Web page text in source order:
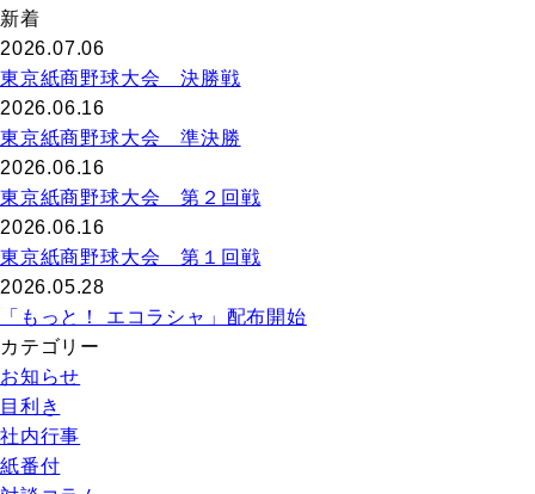
新着
2026.07.06
東京紙商野球大会 決勝戦
2026.06.16
東京紙商野球大会 準決勝
2026.06.16
東京紙商野球大会 第２回戦
2026.06.16
東京紙商野球大会 第１回戦
2026.05.28
「もっと！ エコラシャ」配布開始
カテゴリー
お知らせ
目利き
社内行事
紙番付